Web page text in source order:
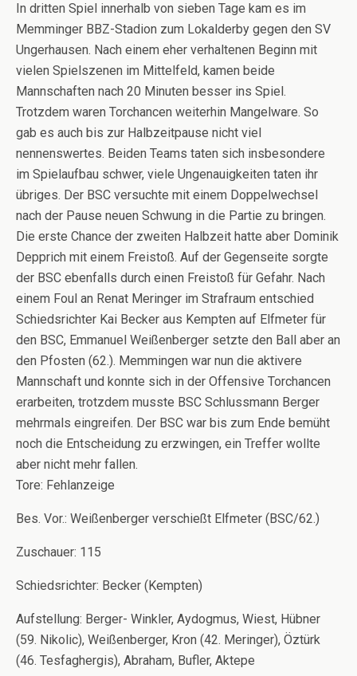
In dritten Spiel innerhalb von sieben Tage kam es im
Memminger BBZ-Stadion zum Lokalderby gegen den SV
Ungerhausen. Nach einem eher verhaltenen Beginn mit
vielen Spielszenen im Mittelfeld, kamen beide
Mannschaften nach 20 Minuten besser ins Spiel.
Trotzdem waren Torchancen weiterhin Mangelware. So
gab es auch bis zur Halbzeitpause nicht viel
nennenswertes. Beiden Teams taten sich insbesondere
im Spielaufbau schwer, viele Ungenauigkeiten taten ihr
übriges. Der BSC versuchte mit einem Doppelwechsel
nach der Pause neuen Schwung in die Partie zu bringen.
Die erste Chance der zweiten Halbzeit hatte aber Dominik
Depprich mit einem Freistoß. Auf der Gegenseite sorgte
der BSC ebenfalls durch einen Freistoß für Gefahr. Nach
einem Foul an Renat Meringer im Strafraum entschied
Schiedsrichter Kai Becker aus Kempten auf Elfmeter für
den BSC, Emmanuel Weißenberger setzte den Ball aber an
den Pfosten (62.). Memmingen war nun die aktivere
Mannschaft und konnte sich in der Offensive Torchancen
erarbeiten, trotzdem musste BSC Schlussmann Berger
mehrmals eingreifen. Der BSC war bis zum Ende bemüht
noch die Entscheidung zu erzwingen, ein Treffer wollte
aber nicht mehr fallen.
Tore: Fehlanzeige
Bes. Vor.: Weißenberger verschießt Elfmeter (BSC/62.)
Zuschauer: 115
Schiedsrichter: Becker (Kempten)
Aufstellung: Berger- Winkler, Aydogmus, Wiest, Hübner
(59. Nikolic), Weißenberger, Kron (42. Meringer), Öztürk
(46. Tesfaghergis), Abraham, Bufler, Aktepe